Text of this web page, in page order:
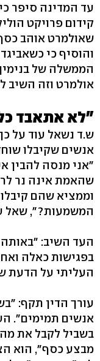
עד המדינה סיפר
שאולמרט אוהב
והוסיף כי
אולמרט וזה השיב
"לא אתאבד
ש.ד נשאל עוד על
אנשים שקיבלו
"אני מנסה להבין
שהאמת אינה נר
וממציא שהם
המשמעות?", שאל
העד השיב: "באותה
בפגישות כאלה
העליתי על הדעת
עורך הדין תקף:
אנשים תמימים".
בשביל לקבל את
מבצע כסף", הוא